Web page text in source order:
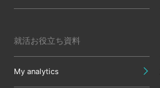
就活お役立ち資料
My analytics